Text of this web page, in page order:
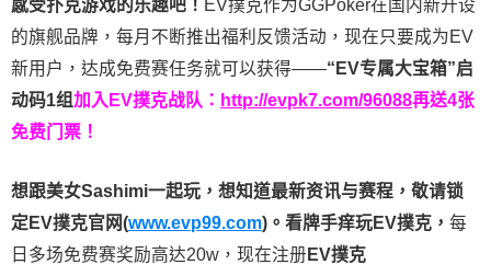
感受扑克游戏的乐趣吧！ EV撲克作为GGPoker在国内新开设
的旗舰品牌，每月不断推出福利反馈活动，现在只要成为EV
新用户，达成免费赛任务就可以获得——“EV专属大宝箱”启
动码1组加入EV撲克战队： http://evpk7.com/96088再送4张
免费门票！
想跟美女Sashimi一起玩， 想知道最新资讯与赛程， 敬请锁
定EV撲克官网(www.evp99.com)。 看牌手痒玩EV撲克， 每
日多场免费赛奖励高达20w，现在注册 EV撲克